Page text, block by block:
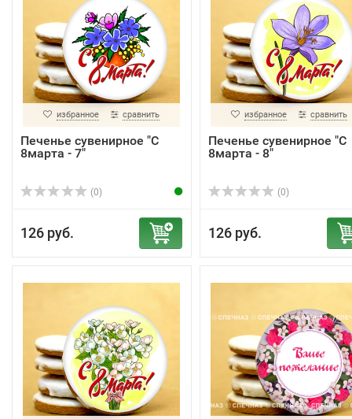
избранное сравнить
Печенье сувенирное "С
8марта - 7"
(0)
126 руб.
избранное сравнить
Печенье сувенирное "С
8марта - 8"
(0)
126 руб.